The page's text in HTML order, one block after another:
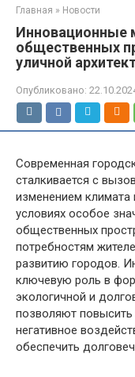
Главная » Новости
Инновационные
общественных
уличной
Опубликовано:
Современная
сталкивается с
изменением климата
условиях особое
общественных
потребностям
развитию городов.
ключевую роль в
экологичной и
позволяют
негативное
обеспечить